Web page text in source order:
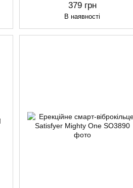
379 грн
В наявності